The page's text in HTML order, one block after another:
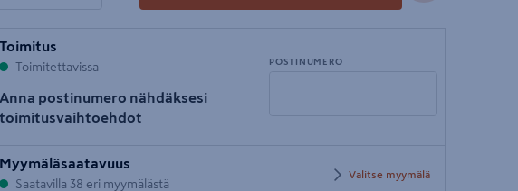
Toimitus
Toimitettavissa
Anna postinumero nähdäksesi
toimitusvaihtoehdot
POSTINUMERO
postinumero
Myymäläsaatavuus
Saatavilla 38 eri myymälästä
Valitse myymälä